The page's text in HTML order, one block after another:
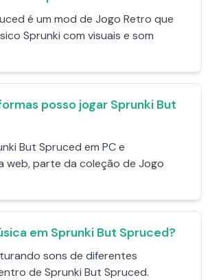
é um mod de Jogo Retro que
Sprunki com visuais e som
posso jogar Sprunki But
But Spruced em PC e
web, parte da coleção de Jogo
em Sprunki But Spruced?
sons de diferentes
de Sprunki But Spruced.